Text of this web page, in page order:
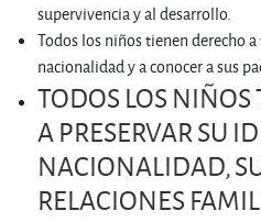
supervivencia y al desarrollo.
Todos los niños tienen derecho
nacionalidad y a conocer a sus
TODOS LOS
A PRESERVAR SU
NACIONALIDAD,
RELACIONES